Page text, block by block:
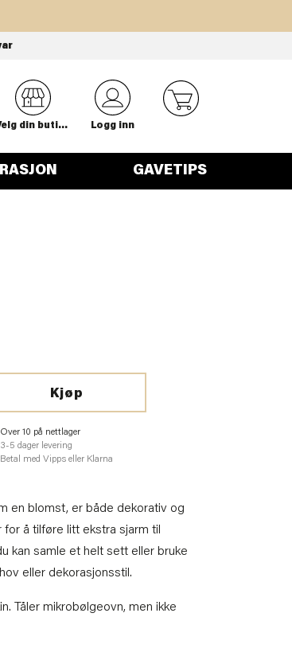
Velg din butikk Logg inn
GAVETIPS
Kjøp
Over 10 på nettlager
3-5 dager levering
Betal med Vipps eller Klarna
en blomst, er både dekorativ og
å tilføre litt ekstra sjarm til
kan samle et helt sett eller bruke
eller dekorasjonsstil.
Tåler mikrobølgeovn, men ikke